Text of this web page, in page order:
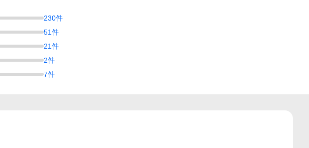
230件
51件
21件
2件
7件